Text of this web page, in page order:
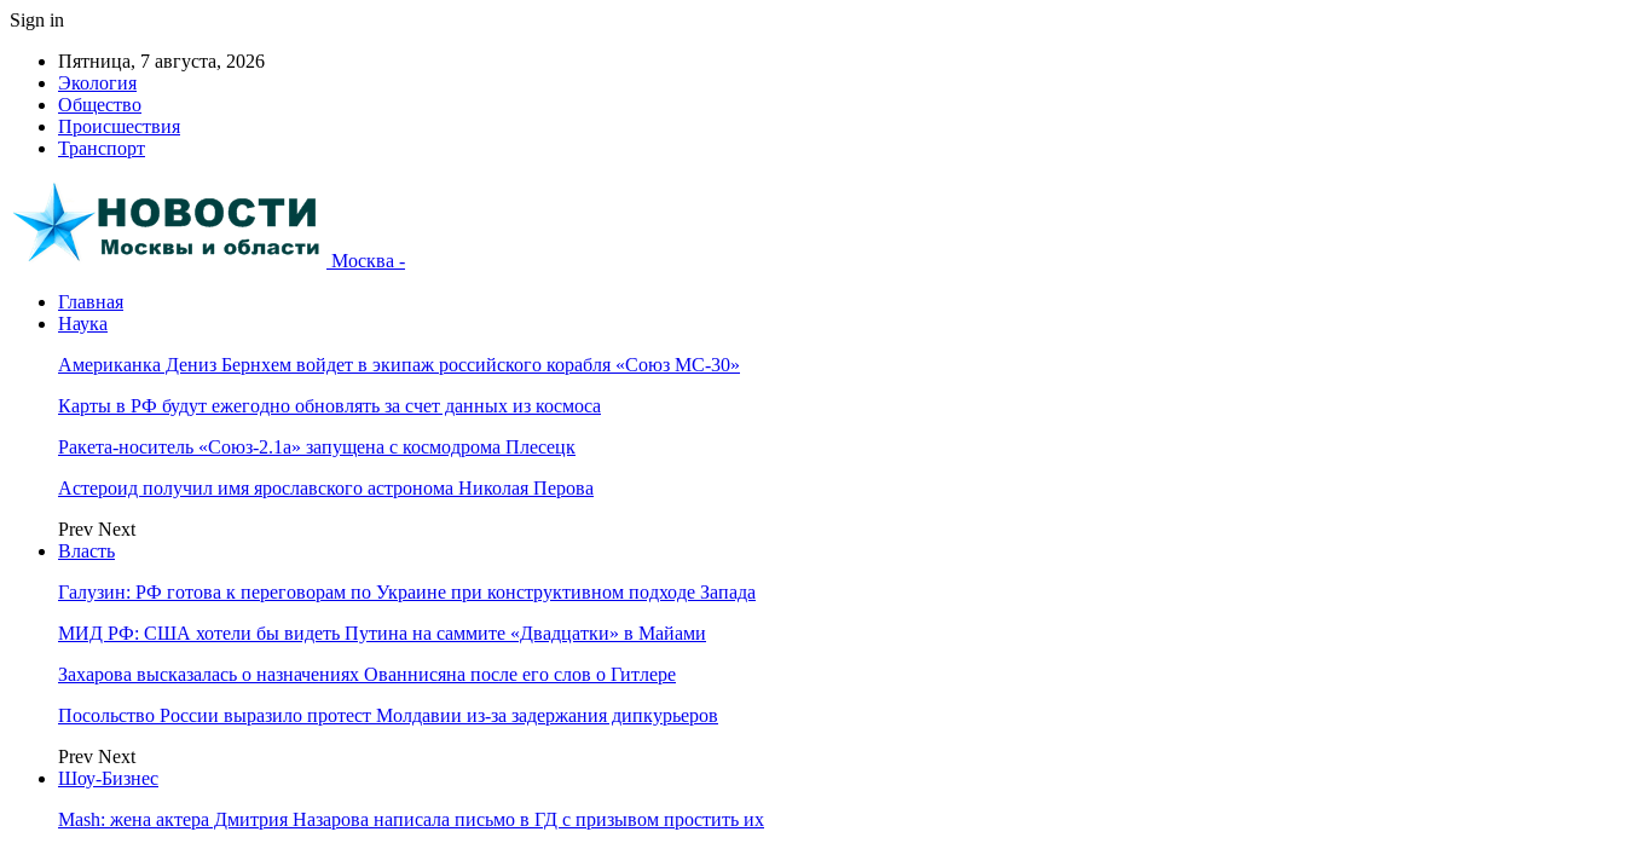
Sign in
Пятница, 7 августа, 2026
Экология
Общество
Происшествия
Транспорт
Москва -
Главная
Наука
Американка Дениз Бернхем войдет в экипаж российского корабля «Союз МС-30»
Карты в РФ будут ежегодно обновлять за счет данных из космоса
Ракета-носитель «Союз-2.1а» запущена с космодрома Плесецк
Астероид получил имя ярославского астронома Николая Перова
Prev Next
Власть
Галузин: РФ готова к переговорам по Украине при конструктивном подходе Запада
МИД РФ: США хотели бы видеть Путина на саммите «Двадцатки» в Майами
Захарова высказалась о назначениях Ованнисяна после его слов о Гитлере
Посольство России выразило протест Молдавии из-за задержания дипкурьеров
Prev Next
Шоу-Бизнес
Mash: жена актера Дмитрия Назарова написала письмо в ГД с призывом простить их